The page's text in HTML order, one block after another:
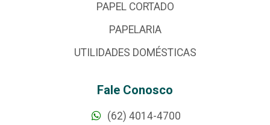
PAPEL CORTADO
PAPELARIA
UTILIDADES DOMÉSTICAS
Fale Conosco
(62) 4014-4700